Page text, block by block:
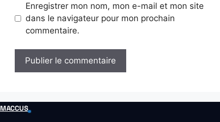
Enregistrer mon nom, mon e-mail et mon site
dans le navigateur pour mon prochain
commentaire.
MACCUS